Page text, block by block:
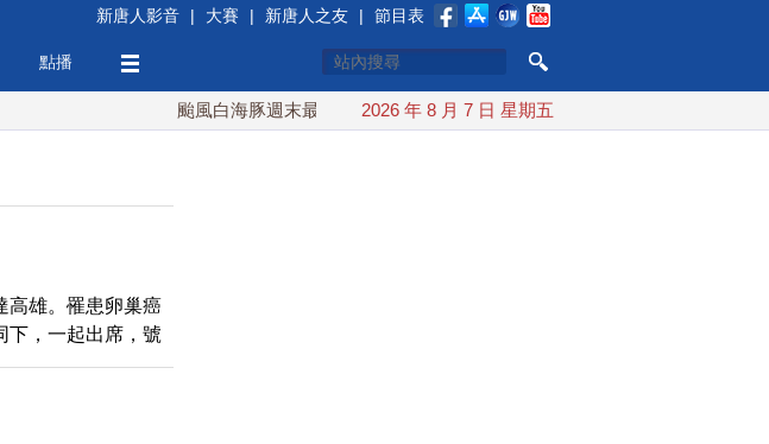
新唐人影音 | 大賽 | 新唐人之友 | 節目表
點播
颱風白海豚週末最接近台灣 最快9日可能登陸中國
2026 年 8 月 7 日 星期五
高雄。罹患卵巢癌
下，一起出席，號